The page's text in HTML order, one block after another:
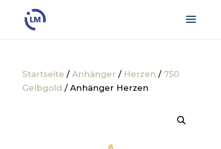
Startseite / Anhänger / Herzen / 750
Gelbgold / Anhänger Herzen